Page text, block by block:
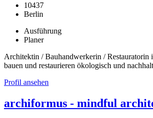
10437
Berlin
Ausführung
Planer
Architektin / Bauhandwerkerin / Restauratorin
bauen und restaurieren ökologisch und
Profil ansehen
archiformus - mindful